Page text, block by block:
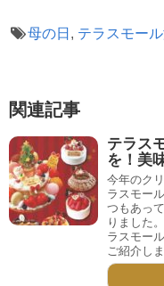
母の日 , テラスモー
関連記事
テラス
を！美
今年のク
ラスモー
つもあっ
りました
ラスモー
ご紹介し